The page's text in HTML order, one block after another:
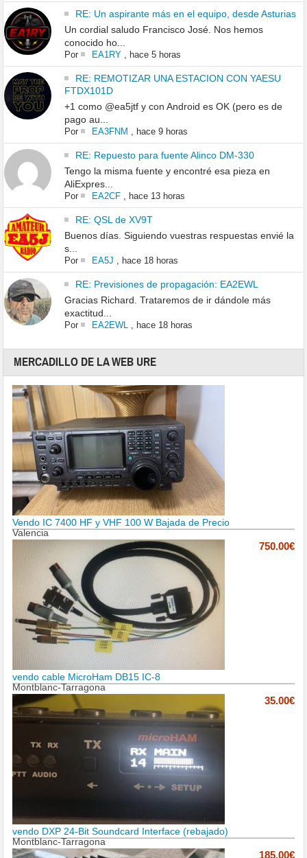
RE: Un aspirante más en el equipo, desde Asturias
Un cordial saludo Francisco José. Nos hemos
conocido ho...
Por EA1RY, hace 5 horas
RE: REMOTIZAR UNA ESTACION CON YAESU
FTDX101D
+1 como @ea5jtf y con Android es OK (pero es de
pago au...
Por EA3FNM , hace 9 horas
RE: Repuesto para fuente Alinco DM-330
Tengo la misma fuente y encontré esa pieza en
AliExpres...
Por EA2CF, hace 13 horas
RE: QSL de XV9T
Buenos días. Siguiendo vuestras respuestas envié la
s...
Por EA5J , hace 18 horas
RE: Previsiones de propagación: EA2EWL
Gracias Richard. Trataremos de ir dándole más
exactitud...
Por EA2EWL, hace 18 horas
MERCADILLO DE LA WEB URE
Vendo IC 7400 HF y VHF 100 W Bajada de Precio
Valencia
750.00€
vendo cable MicroHam DB15 IC-8
Montblanc-Tarragona
35.00€
vendo DXP 24-Bit Soundcard Interface (rebajado)
Montblanc-Tarragona
185.00€